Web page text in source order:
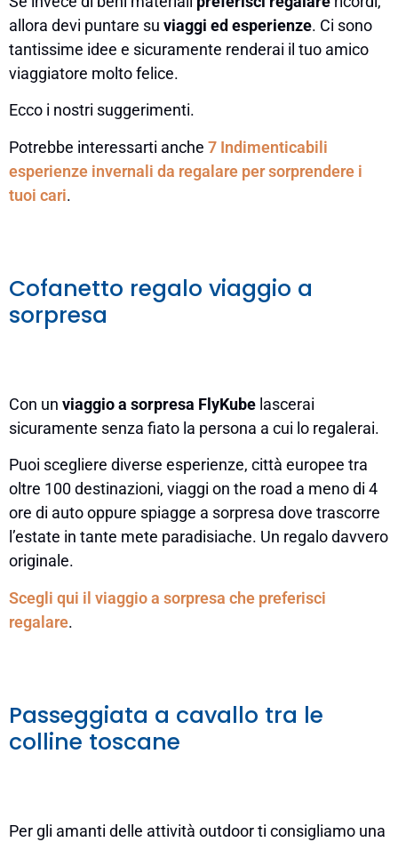
allora devi puntare su viaggi ed esperienze. Ci sono
tantissime idee e sicuramente renderai il tuo amico
viaggiatore molto felice.
Ecco i nostri suggerimenti.
Potrebbe interessarti anche 7 Indimenticabili
esperienze invernali da regalare per sorprendere i
tuoi cari.
Cofanetto regalo viaggio a
sorpresa
Con un viaggio a sorpresa FlyKube lascerai
sicuramente senza fiato la persona a cui lo regalerai.
Puoi scegliere diverse esperienze, città europee tra
oltre 100 destinazioni, viaggi on the road a meno di 4
ore di auto oppure spiagge a sorpresa dove trascorre
l’estate in tante mete paradisiache. Un regalo davvero
originale.
Scegli qui il viaggio a sorpresa che preferisci
regalare.
Passeggiata a cavallo tra le
colline toscane
Per gli amanti delle attività outdoor ti consigliamo una